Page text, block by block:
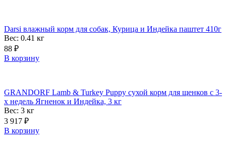
Darsi влажный корм для собак, Курица и Индейка паштет 410г
Вес: 0.41 кг
88 ₽
В корзину
GRANDORF Lamb & Turkey Puppy сухой корм для щенков с 3-
х недель Ягненок и Индейка, 3 кг
Вес: 3 кг
3 917 ₽
В корзину